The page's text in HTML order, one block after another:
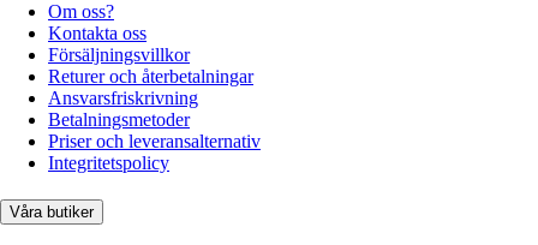
Om oss?
Kontakta oss
Försäljningsvillkor
Returer och återbetalningar
Ansvarsfriskrivning
Betalningsmetoder
Priser och leveransalternativ
Integritetspolicy
Våra butiker